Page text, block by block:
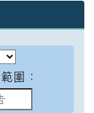
題名！ ※
名！
學多元入
題名！ ※
圍：